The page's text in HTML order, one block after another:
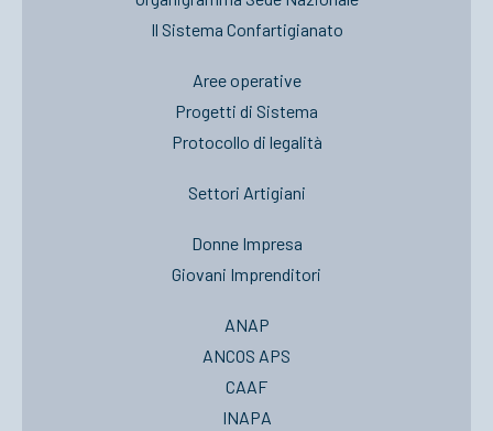
Il Sistema Confartigianato
Aree operative
Progetti di Sistema
Protocollo di legalità
Settori Artigiani
Donne Impresa
Giovani Imprenditori
ANAP
ANCOS APS
CAAF
INAPA